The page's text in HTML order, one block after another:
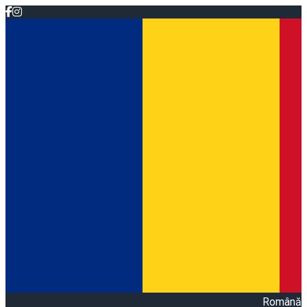
Română